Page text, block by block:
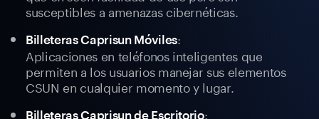
susceptibles a amenazas cibernéticas.
Billeteras Caprisun Móviles:
Aplicaciones en teléfonos inteligentes que
permiten a los usuarios manejar sus elementos
CSUN en cualquier momento y lugar.
Billeteras Caprisun de Escritorio: